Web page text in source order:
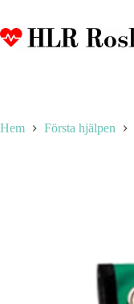
innehåll
Hem Första hjälpen